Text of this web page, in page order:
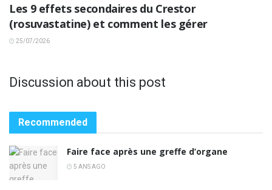
Les 9 effets secondaires du Crestor
(rosuvastatine) et comment les gérer
25/07/2026
Discussion about this post
Recommended
Faire face après une greffe d’organe
5 ANS AGO